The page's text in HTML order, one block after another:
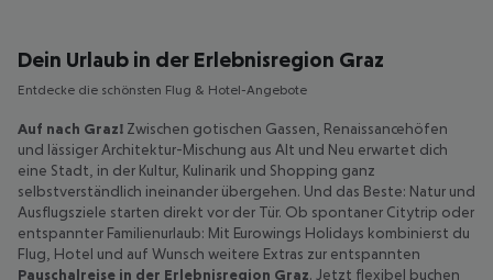
Dein Urlaub in der Erlebnisregion Graz
Entdecke die schönsten Flug & Hotel-Angebote
Auf nach Graz! Zwischen gotischen Gassen, Renaissancehöfen
und lässiger Architektur-Mischung aus Alt und Neu erwartet dich
eine Stadt, in der Kultur, Kulinarik und Shopping ganz
selbstverständlich ineinander übergehen. Und das Beste: Natur und
Ausflugsziele starten direkt vor der Tür. Ob spontaner Citytrip oder
entspannter Familienurlaub: Mit Eurowings Holidays kombinierst du
Flug, Hotel und auf Wunsch weitere Extras zur entspannten
Pauschalreise in der Erlebnisregion Graz. Jetzt flexibel buchen